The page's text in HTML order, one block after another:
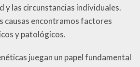
y las circunstancias individuales.
causas encontramos factores
y patológicos.
juegan un papel fundamental